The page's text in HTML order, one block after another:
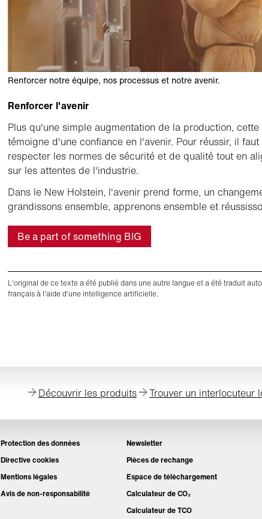
Renforcer notre équipe, nos processus et notre avenir.
Renforcer l'avenir
Plus qu'une simple augmentation de la production, cette
témoigne d'une confiance en l'avenir. Pour réussir, il
respecter les normes de sécurité et de qualité tout en
sur les attentes de l'industrie.
Dans le New Holstein, l'avenir prend forme, un
grandissons ensemble, apprenons ensemble et
Be a part of something BIG
L'original de ce texte a été publié dans une autre langue et a été traduit
français à l'aide d'une intelligence artificielle.
Découvrir les produits Trouver un interlocuteur
Protection des données
Directive cookies
Mentions légales
Avis de non-responsabilité
Newsletter
Pièces de rechange
Espace de téléchargement
Calculateur de CO₂
Calculateur de TCO